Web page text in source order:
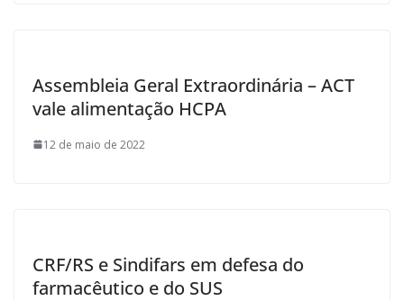
Assembleia Geral Extraordinária – ACT
vale alimentação HCPA
12 de maio de 2022
CRF/RS e Sindifars em defesa do
farmacêutico e do SUS